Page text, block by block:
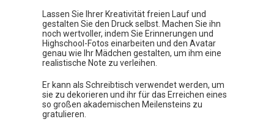
Lassen Sie Ihrer Kreativität freien Lauf und
gestalten Sie den Druck selbst. Machen Sie ihn
noch wertvoller, indem Sie Erinnerungen und
Highschool-Fotos einarbeiten und den Avatar
genau wie Ihr Mädchen gestalten, um ihm eine
realistische Note zu verleihen.
Er kann als Schreibtisch verwendet werden, um
sie zu dekorieren und ihr für das Erreichen eines
so großen akademischen Meilensteins zu
gratulieren.